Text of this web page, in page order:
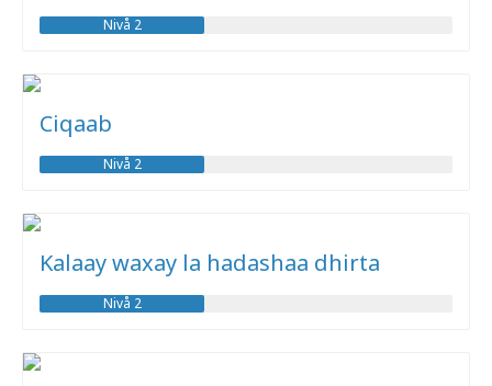
Nivå 2
Ciqaab
Nivå 2
Kalaay waxay la hadashaa dhirta
Nivå 2